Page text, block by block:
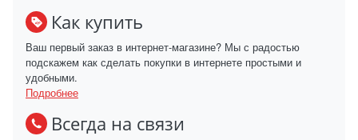
Как купить
Ваш первый заказ в интернет-магазине? Мы с радостью
подскажем как сделать покупки в интернете простыми и
удобными.
Подробнее
Всегда на связи